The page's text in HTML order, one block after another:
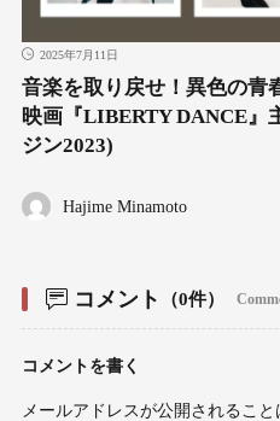
2025年7月11日
音楽を取り戻せ！異色の青
映画『LIBERTY DANCE』
ジン2023)
Hajime Minamoto
コメント （0件）
コメントを書く
メールアドレスが公開されること